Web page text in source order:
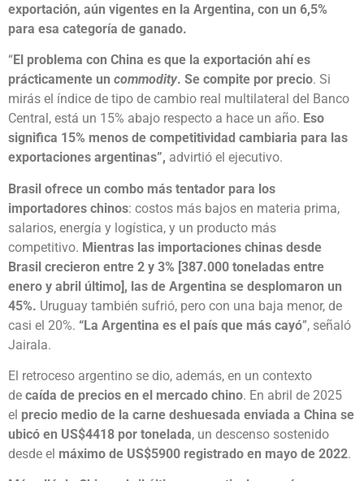
exportación, aún vigentes en la Argentina, con un 6,5%
para esa categoría de ganado.
“El problema con China es que la exportación ahí es
prácticamente un commodity. Se compite por precio. Si
mirás el índice de tipo de cambio real multilateral del Banco
Central, está un 15% abajo respecto a hace un año. Eso
significa 15% menos de competitividad cambiaria para las
exportaciones argentinas”, advirtió el ejecutivo.
Brasil ofrece un combo más tentador para los
importadores chinos: costos más bajos en materia prima,
salarios, energía y logística, y un producto más
competitivo. Mientras las importaciones chinas desde
Brasil crecieron entre 2 y 3% [387.000 toneladas entre
enero y abril último], las de Argentina se desplomaron un
45%. Uruguay también sufrió, pero con una baja menor, de
casi el 20%. “La Argentina es el país que más cayó”, señaló
Jairala.
El retroceso argentino se dio, además, en un contexto
de caída de precios en el mercado chino. En abril de 2025
el precio medio de la carne deshuesada enviada a China se
ubicó en US$4418 por tonelada, un descenso sostenido
desde el máximo de US$5900 registrado en mayo de 2022.